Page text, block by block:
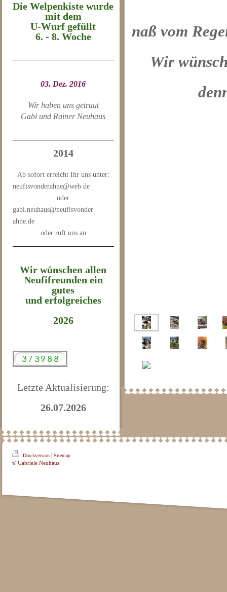
Die Welpenkiste wurde
mit dem
U-Wurf gefüllt
6. - 8. Woche
03. Dez. 2016
Wir haben uns getraut
Gabi und Rainer Neuhaus
2014
Ab sofort erreicht Ihr uns unter:
neufisvonderahne@web.de
oder
gabi.neuhaus@neufisvonder
ahne.de
oder ruft uns an
Wir wünschen allen
Neufifreunden ein
gutes
und erfolgreiches
2026
Letzte Aktualisierung:
26.07.2026
naß vom
Wir
Druckversion | Sitemap
© Gabriele Neuhaus